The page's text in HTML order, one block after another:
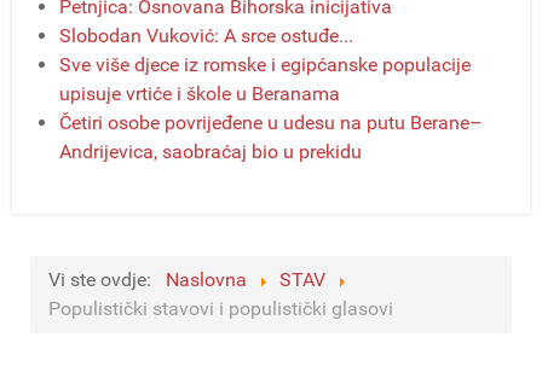
Petnjica: Osnovana Bihorska inicijativa
Slobodan Vuković: A srce ostuđe...
Sve više djece iz romske i egipćanske populacije
upisuje vrtiće i škole u Beranama
Četiri osobe povrijeđene u udesu na putu Berane–
Andrijevica, saobraćaj bio u prekidu
Vi ste ovdje: Naslovna
STAV
Populistički stavovi i populistički glasovi